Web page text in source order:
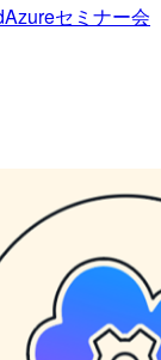
Azureセミナー会